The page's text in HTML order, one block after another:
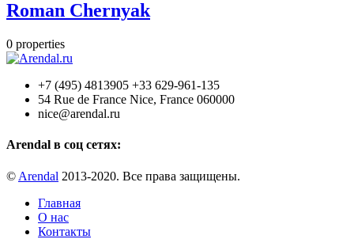
Roman Chernyak
0 properties
+7 (495) 4813905 +33 629-961-135
54 Rue de France Nice, France 060000
nice@arendal.ru
Arendal в соц сетях:
© Arendal 2013-2020. Все права защищены.
Главная
О нас
Контакты